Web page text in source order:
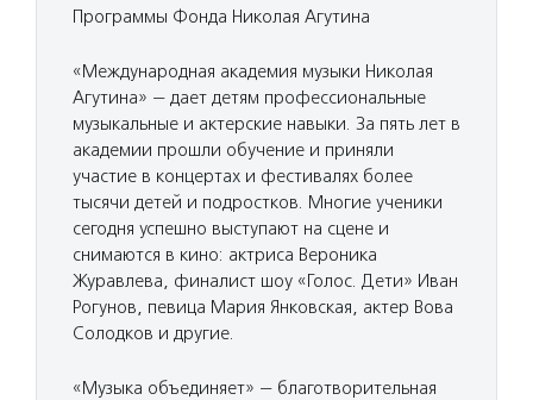
Программы Фонда Николая Агутина
«Международная академия музыки Николая
Агутина» — дает детям профессиональные
музыкальные и актерские навыки. За пять лет в
академии прошли обучение и приняли
участие в концертах и фестивалях более
тысячи детей и подростков. Многие ученики
сегодня успешно выступают на сцене и
снимаются в кино: актриса Вероника
Журавлева, финалист шоу «Голос. Дети» Иван
Рогунов, певица Мария Янковская, актер Вова
Солодков и другие.
«Музыка объединяет» — благотворительная